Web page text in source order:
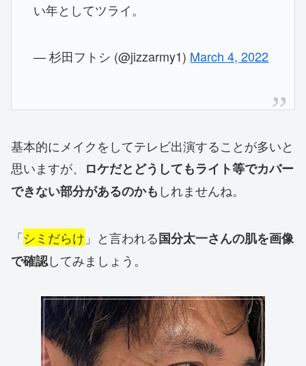
い年としてツライ。
— 杉田フトシ (@jizzarmy1) March 4, 2022
基本的にメイクをしてテレビ出演することが多いと
思いますが、
ロケだとどうしてもライト等でカバー
できない部分があるのかも しれませんね。
「シミだらけ 」と言われる国分太一さんの肌を画像
で確認してみましょう。